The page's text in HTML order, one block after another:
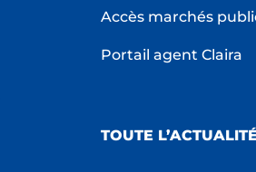
Accès marchés
Portail agent Claira
TOUTE